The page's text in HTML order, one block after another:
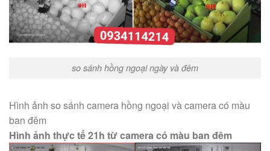
so sánh hồng ngoại ngày và đêm
Hình ảnh so sánh camera hồng ngoại và camera có màu
ban đêm
Hình ảnh thực tế 21h từ camera có màu ban đêm